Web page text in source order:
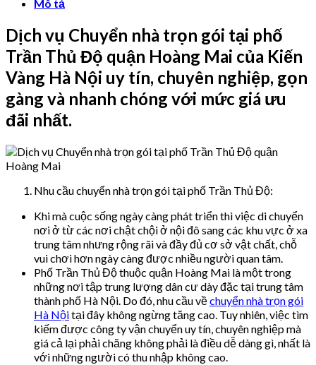
Mô tả
Dịch vụ Chuyển nhà trọn gói tại phố
Trần Thủ Độ quận Hoàng Mai của Kiến
Vàng Hà Nội uy tín, chuyên nghiệp, gọn
gàng và nhanh chóng với mức giá ưu
đãi nhất.
Nhu cầu chuyển nhà trọn gói tại phố Trần Thủ Độ:
Khi mà cuộc sống ngày càng phát triển thì việc di chuyển
nơi ở từ các nơi chật chội ở nội đô sang các khu vực ở xa
trung tâm nhưng rộng rãi và đầy đủ cơ sở vật chất, chỗ
vui chơi hơn ngày càng được nhiều người quan tâm.
Phố Trần Thủ Độ thuộc quận Hoàng Mai là một trong
những nơi tập trung lượng dân cư dày đặc tại trung tâm
thành phố Hà Nội. Do đó, nhu cầu vềchuyển nhà trọn gói
Hà Nộitại đây không ngừng tăng cao. Tuy nhiên, việc tìm
kiếm được công ty vận chuyển uy tín, chuyên nghiệp mà
giá cả lại phải chăng không phải là điều dễ dàng gì, nhất là
với những người có thu nhập không cao.